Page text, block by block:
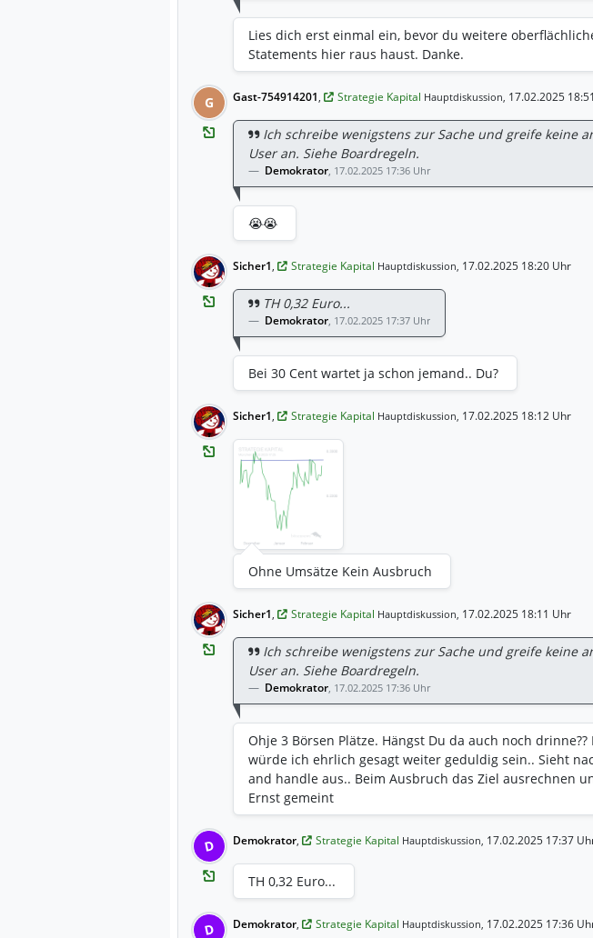
Lies dich erst einmal ein, bevor du weitere
Statements hier raus haust. Danke.
G Gast-754914201, Strategie Kapital Hauptdiskussion, 17.02.2025
Ich schreibe wenigstens zur Sache und greife keine
User an. Siehe Boardregeln.
Demokrator, 17.02.2025 17:36 Uhr
😭😭
Sicher1, Strategie Kapital Hauptdiskussion, 17.02.2025 18:20 Uhr
TH 0,32 Euro...
Demokrator, 17.02.2025 17:37 Uhr
Bei 30 Cent wartet ja schon jemand.. Du?
Sicher1, Strategie Kapital Hauptdiskussion, 17.02.2025 18:12 Uhr
Ohne Umsätze Kein Ausbruch
Sicher1, Strategie Kapital Hauptdiskussion, 17.02.2025 18:11 Uhr
Ich schreibe wenigstens zur Sache und greife keine
User an. Siehe Boardregeln.
Demokrator, 17.02.2025 17:36 Uhr
Ohje 3 Börsen Plätze. Hängst Du da auch noch drinne??
würde ich ehrlich gesagt weiter geduldig sein.. Sieht
and handle aus.. Beim Ausbruch das Ziel ausrechnen
Ernst gemeint
D Demokrator, Strategie Kapital Hauptdiskussion, 17.02.2025 17:37
TH 0,32 Euro...
D Demokrator, Strategie Kapital Hauptdiskussion, 17.02.2025 17:36